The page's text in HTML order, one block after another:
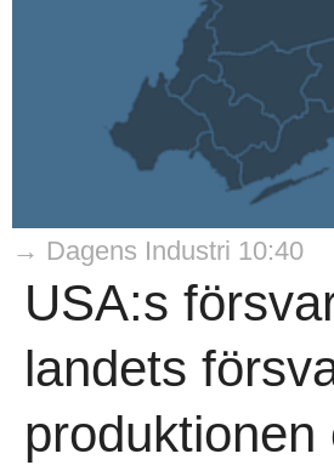
→ Dagens Industri 10:40
USA:s
landets